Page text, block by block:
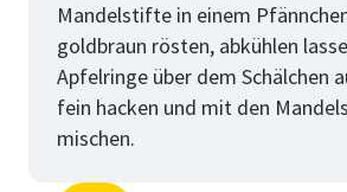
Mandelstifte in einem
goldbraun rösten, abkühlen
Apfelringe über dem Schälchen
fein hacken und mit den
mischen.